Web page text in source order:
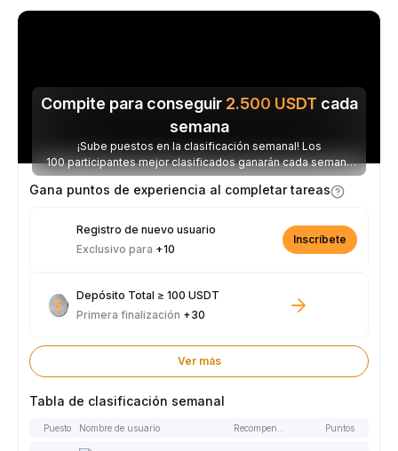
Compite para conseguir 2.500 USDT cada
semana
¡Sube puestos en la clasificación semanal! Los
100 participantes mejor clasificados ganarán cada semana
parte de los 2.500 USDT disponibles.
Gana puntos de experiencia al completar tareas
Registro de nuevo usuario
Exclusivo para +10
Inscríbete
Depósito Total ≥ 100 USDT
Primera finalización +30
Ver más
Tabla de clasificación semanal
Puesto Nombre de usuario Recompensas Puntos